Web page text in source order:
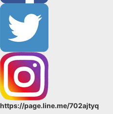
https://page.line.me/702ajtyq